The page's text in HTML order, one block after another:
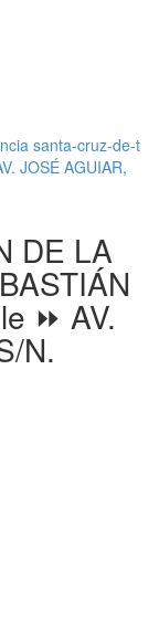
santa-cruz-de-t
JOSÉ AGUIAR,
DE LA
⏩ AV.
N.